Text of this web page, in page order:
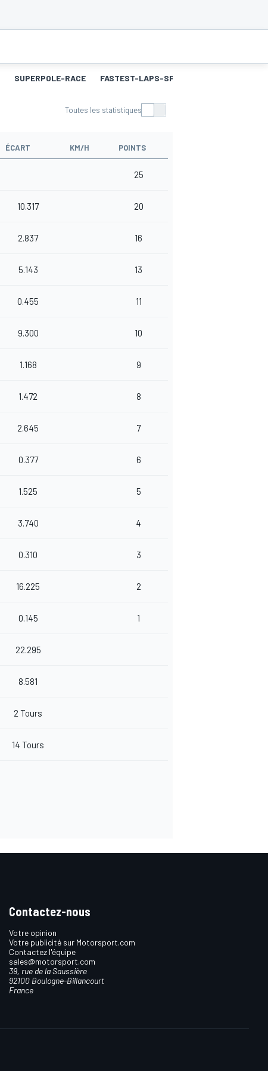
SUPERPOLE-RACE FASTEST-LAPS-SP
Toutes les statistiques
ÉCART KM/H POINTS
25
10.317 20
2.837 16
5.143 13
0.455 11
9.300 10
1.168 9
1.472 8
2.645 7
0.377 6
1.525 5
3.740 4
0.310 3
16.225 2
0.145 1
22.295
8.581
2 Tours
14 Tours
Contactez-nous
Votre opinion
Votre publicité sur Motorsport.com
Contactez l'équipe
sales@motorsport.com
39, rue de la Saussière
92100 Boulogne-Billancourt
France